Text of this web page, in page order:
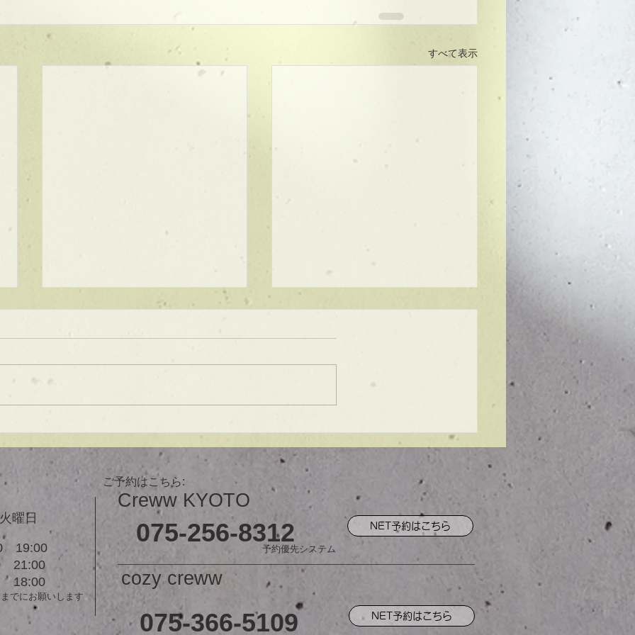
すべて表示
★ラインボブ【ぱつっとボ
で貴方だけのまとまるボブを提供
較的ご予約に空きがあります。
メニューが決まらない方はご相談
クーポンをご活用下さいませ。...
ュ！
ご予約はこちら:
曜日
19:00
21:00
18:00
でにお願いします
予約優先システム
Creww KYOTO
075-256-8312 NET予約はこちら
cozy creww
075-366-5109 NET予約はこちら